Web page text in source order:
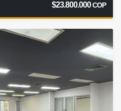
$23.800.000COP